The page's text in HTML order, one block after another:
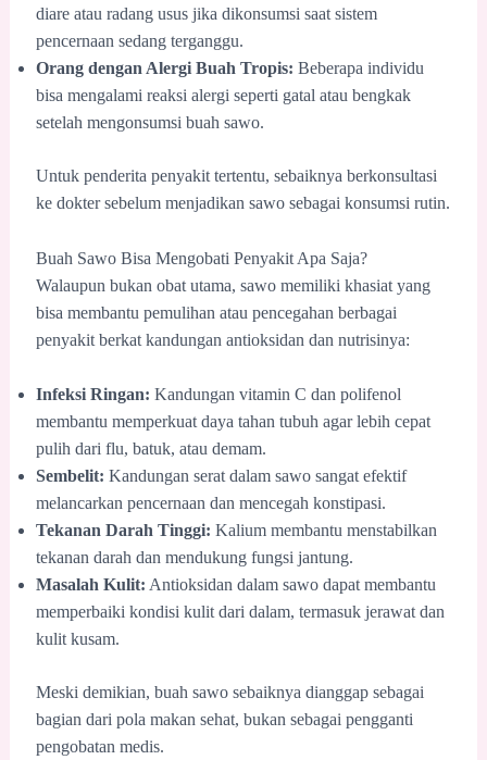
diare atau radang usus jika dikonsumsi saat sistem
pencernaan sedang terganggu.
Orang dengan Alergi Buah Tropis: Beberapa individu
bisa mengalami reaksi alergi seperti gatal atau bengkak
setelah mengonsumsi buah sawo.
Untuk penderita penyakit tertentu, sebaiknya berkonsultasi
ke dokter sebelum menjadikan sawo sebagai konsumsi rutin.
Buah Sawo Bisa Mengobati Penyakit Apa Saja?
Walaupun bukan obat utama, sawo memiliki khasiat yang
bisa membantu pemulihan atau pencegahan berbagai
penyakit berkat kandungan antioksidan dan nutrisinya:
Infeksi Ringan: Kandungan vitamin C dan polifenol
membantu memperkuat daya tahan tubuh agar lebih cepat
pulih dari flu, batuk, atau demam.
Sembelit: Kandungan serat dalam sawo sangat efektif
melancarkan pencernaan dan mencegah konstipasi.
Tekanan Darah Tinggi: Kalium membantu menstabilkan
tekanan darah dan mendukung fungsi jantung.
Masalah Kulit: Antioksidan dalam sawo dapat membantu
memperbaiki kondisi kulit dari dalam, termasuk jerawat dan
kulit kusam.
Meski demikian, buah sawo sebaiknya dianggap sebagai
bagian dari pola makan sehat, bukan sebagai pengganti
pengobatan medis.